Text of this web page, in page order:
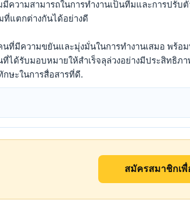
มีความสามารถในการทำงานเป็นทีมและการปรับ
ที่แตกต่างกันได้อย่างดี
นที่มีความขยันและมุ่งมั่นในการทำงานเสมอ พร้อ
ที่ได้รับมอบหมายให้สำเร็จลุล่วงอย่างมีประสิทธิภ
กษะในการสื่อสารที่ดี.
สมัครสมาชิกเ